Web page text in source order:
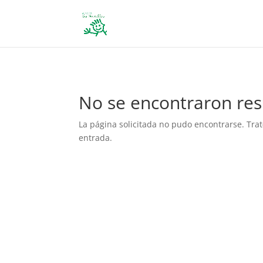
No se encontraron
La página solicitada no pudo encontrarse.
entrada.